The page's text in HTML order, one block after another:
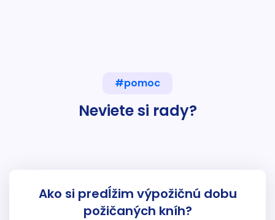
#pomoc
Neviete si rady?
Ako si predĺžim výpožičnú dobu
požičaných kníh?